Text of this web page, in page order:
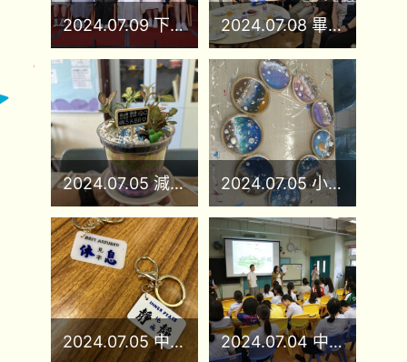
2024.07.09 下學期頒獎禮 2024.07.08 畢業禮
2024.07.05 減壓彩虹沙盆 2024.07.05 小學樹脂流體畫
2024.07.05 中小學親子心靈小巴牌 2024.07.04 中小學見圖書館_建築師